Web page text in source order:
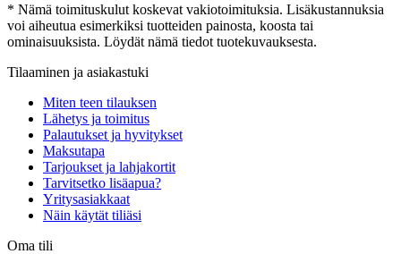
* Nämä toimituskulut koskevat vakiotoimituksia. Lisäkustannuksia
voi aiheutua esimerkiksi tuotteiden painosta, koosta tai
ominaisuuksista. Löydät nämä tiedot tuotekuvauksesta.
Tilaaminen ja asiakastuki
Miten teen tilauksen
Lähetys ja toimitus
Palautukset ja hyvitykset
Maksutapa
Tarjoukset ja lahjakortit
Tarvitsetko lisäapua?
Yritysasiakkaat
Näin käytät tiliäsi
Oma tili